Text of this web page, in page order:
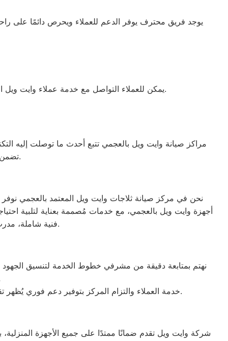
يمكن للعملاء التواصل مع خدمة عملاء وايت ويل العجمي للحصول على دعم كامل وصيانة فعالة لجميع أجهزة وايت ويل الكهربائية بالاعتماد على قطع الغيار الأصلية المتوفرة.
مراكز صيانة وايت ويل بالعجمي تتبع أحدث ما توصلت إليه
تضمن الحصول على جهاز يعمل بأفضل صورة ممكنة، ليعزز الثقة والرضا بين العملاء.
نحن في مركز صيانة ثلاجات وايت ويل المعتمد بالعجمي
أجهزة وايت ويل بالعجمي، مع خدمات مُصممة بعناية لتلبية
فنية شاملة، مدرب من قبل الوكلاء الرسميين لجميع العلامات التجارية، مما يضمن تقديم خدمة عالية الجودة.
نهتم بمتابعة دقيقة من مشرفي خطوط الخدمة لتنسيق الجهود
خدمة العملاء والتزام المركز بتوفير دعم فوري يُظهر تقديرنا الدائم لثقتكم. نقدم حلولاً عملية وأفضل المساعدات الممكنة بفضل فريق الدعم المدرب على التعامل مع كافة الإشكاليات.
شركة وايت ويل تقدم ضمانًا ممتدًا على جميع الأجهزة